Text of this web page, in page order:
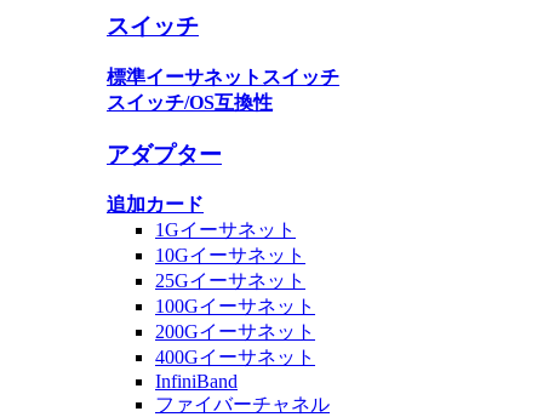
スイッチ
標準イーサネットスイッチ
スイッチ/OS互換性
アダプター
追加カード
1Gイーサネット
10Gイーサネット
25Gイーサネット
100Gイーサネット
200Gイーサネット
400Gイーサネット
InfiniBand
ファイバーチャネル